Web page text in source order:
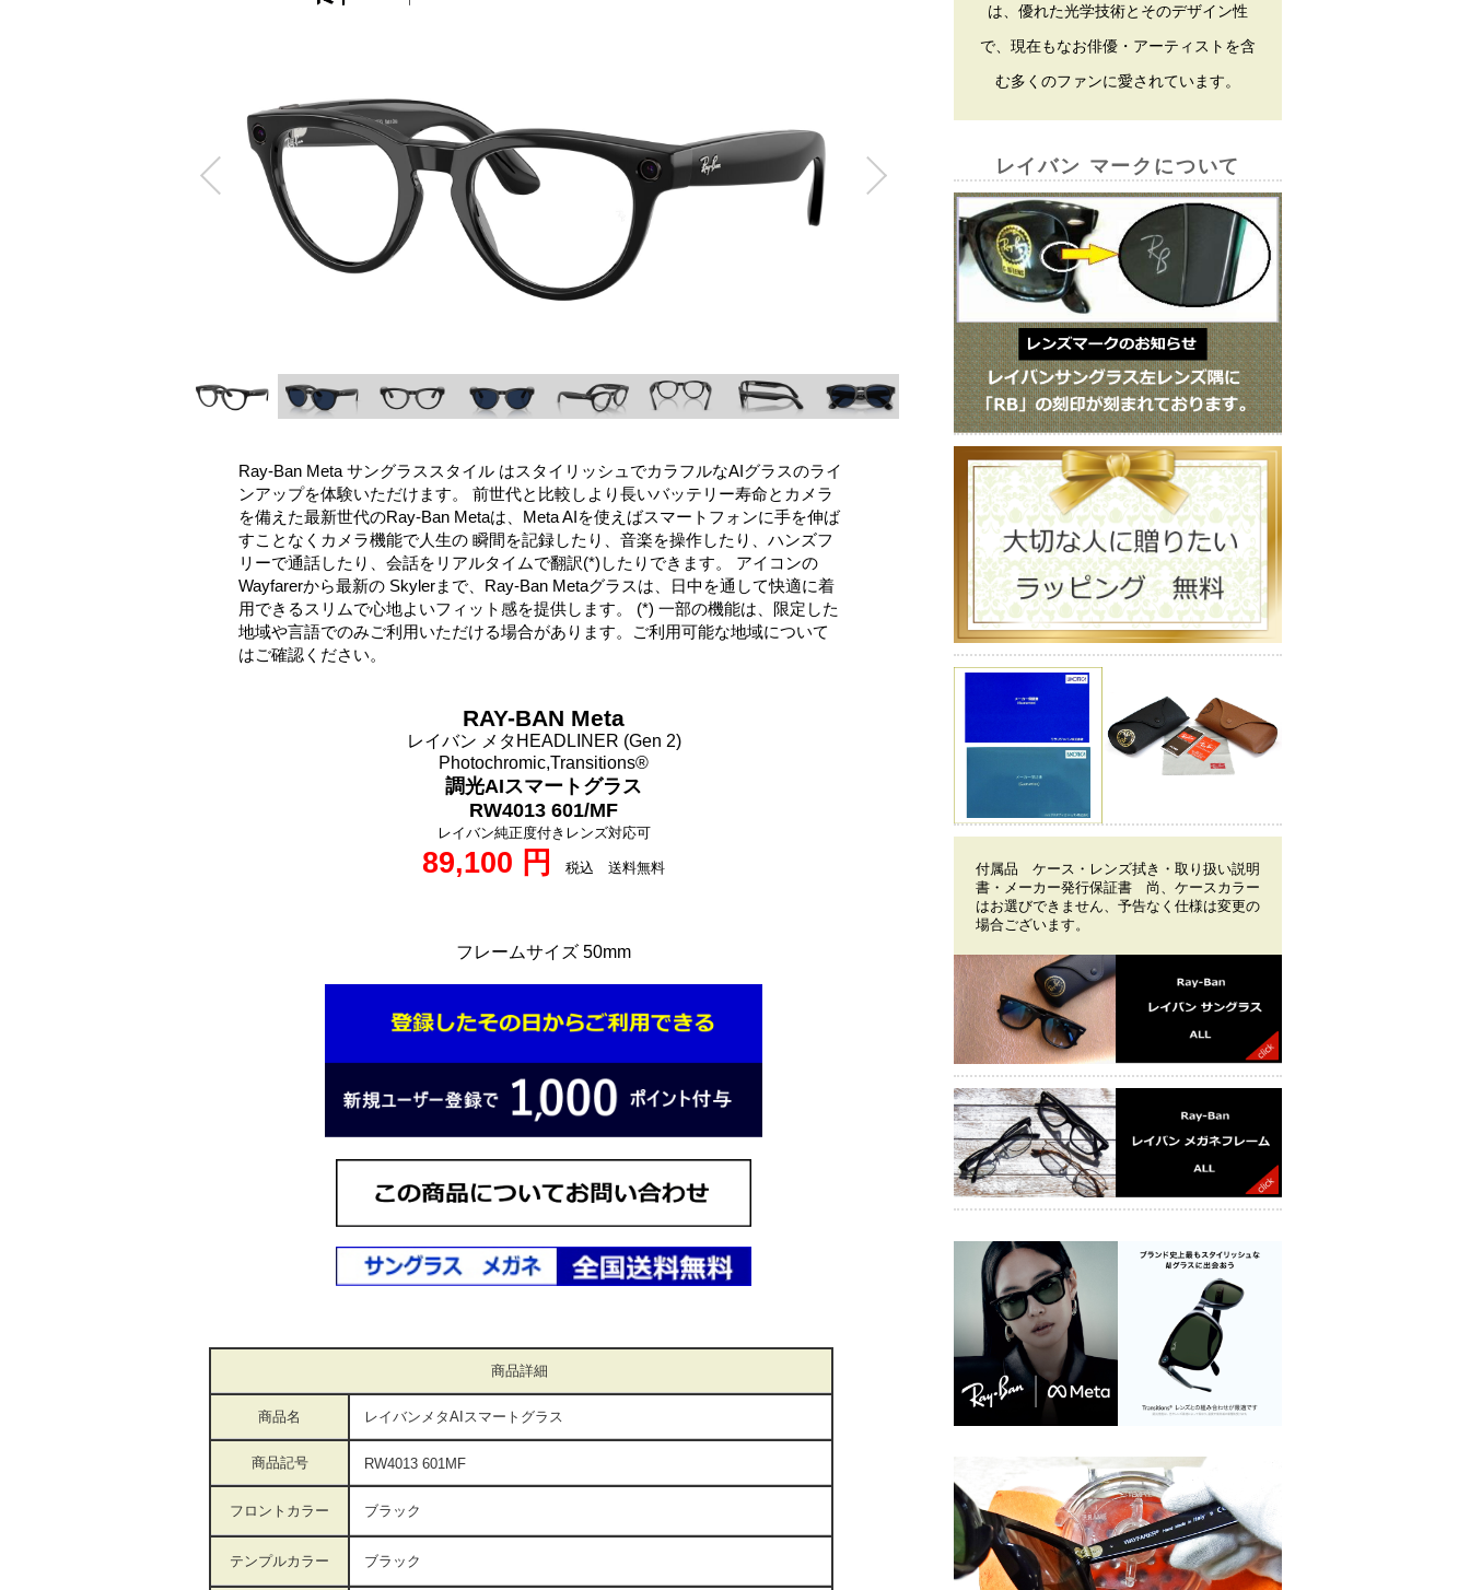
Ray-Ban Meta サングラススタイル はスタイリッシュでカラフルなAIグラスのライ
ンアップを体験いただけます。 前世代と比較しより長いバッテリー寿命とカメラ
を備えた最新世代のRay-Ban Metaは、Meta AIを使えばスマートフォンに手を伸ば
すことなくカメラ機能で人生の 瞬間を記録したり、音楽を操作したり、ハンズフ
リーで通話したり、会話をリアルタイムで翻訳(*)したりできます。 アイコンの
Wayfarerから最新の Skylerまで、Ray-Ban Metaグラスは、日中を通して快適に着
用できるスリムで心地よいフィット感を提供します。 (*) 一部の機能は、限定した
地域や言語でのみご利用いただける場合があります。ご利用可能な地域について
はご確認ください。
RAY-BAN Meta
レイバン メタHEADLINER (Gen 2)
Photochromic,Transitions®
調光AIスマートグラス
RW4013 601/MF
レイバン純正度付きレンズ対応可
89,100 円 税込 送料無料
フレームサイズ 50mm
商品詳細
商品名 レイバンメタAIスマートグラス
商品記号 RW4013 601MF
フロントカラー ブラック
テンプルカラー ブラック
は、優れた光学技術とそのデザイン性
で、現在もなお俳優・アーティストを含
む多くのファンに愛されています。
レイバン マークについて
付属品 ケース・レンズ拭き・取り扱い説明
書・メーカー発行保証書 尚、ケースカラー
はお選びできません、予告なく仕様は変更の
場合ございます。